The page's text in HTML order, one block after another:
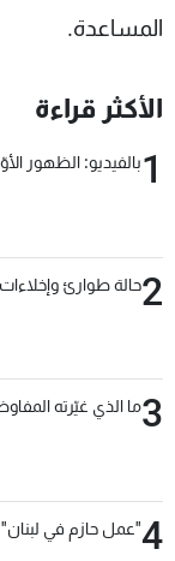
المساعدة.
الأكثر قراءة
1بالفيديو: الظهور
2حالة طوارئ
3ما الذي غيّرته
4"عمل حازم في